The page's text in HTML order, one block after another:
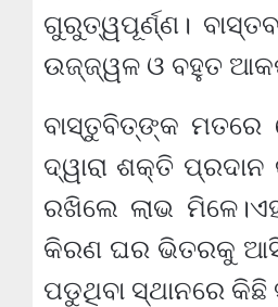
ଗୁରୁତ୍ୱପୂର୍ଣ୍ଣ।
ଉଜ୍ଜ୍ୱଳ ଓ ବହୁତ
ବାସ୍ତୁବିତ୍‌ଙ୍କ
ଦ୍ୱାରା ଶକ୍ତି
ରଖିଲେ ଲାଭ
କିରଣ ଘର ଭିତରକୁ
ପଡୁଥିବା ସ୍ଥାନରେ